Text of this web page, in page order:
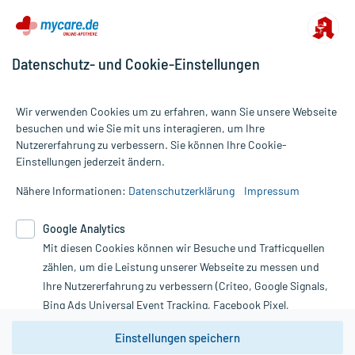
Alle Preise gelten inkl. MwSt., ggf. zzgl. Versandkosten
Informationen auf dieser Website werden ausschließlich für
die Untersuchung und Behandlung durch einen Arzt. Bitte
Therapien eingeleitet werden können. | Diese Webseite benutzt
Google Analytics. Lesen Sie bitte dazu die wichtigen Hinweise in
unserer Datenschutzerklärung. Für den Widerruf einer Bestellung
nutzen Sie das Formular:
Vertrag widerrufen
Datenschutz- und Cookie-Einstellungen
Wir verwenden Cookies um zu erfahren, wann Sie unsere Webseite
besuchen und wie Sie mit uns interagieren, um Ihre
Nutzererfahrung zu verbessern. Sie können Ihre Cookie-
Einstellungen jederzeit ändern.
Nähere Informationen: Datenschutzerklärung Impressum
Google Analytics
Mit diesen Cookies können wir Besuche und Trafficquellen
zählen, um die Leistung unserer Webseite zu messen und
Ihre Nutzererfahrung zu verbessern (Criteo, Google Signals,
Bing Ads Universal Event Tracking, Facebook Pixel,
Youtube-Social Plugin).
Einstellungen speichern